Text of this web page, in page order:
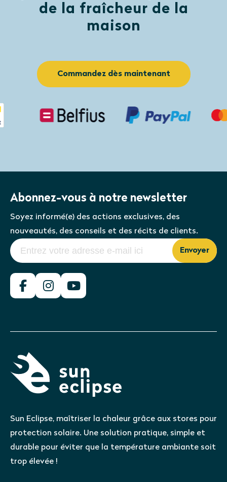
de la fraîcheur de la
maison
Commandez dès maintenant
Abonnez-vous à notre newsletter
Soyez informé(e) des actions exclusives, des
nouveautés, des conseils et des récits de clients.
Envoyer
Sun Eclipse, maîtriser la chaleur grâce aux stores pour
protection solaire. Une solution pratique, simple et
durable pour éviter que la température ambiante soit
trop élevée !